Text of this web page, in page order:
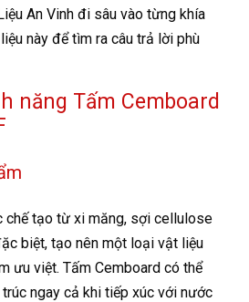
An Vinh đi sâu vào từng khía
này để tìm ra câu trả lời phù
năng Tấm Cemboard
chế tạo từ xi măng, sợi cellulose
biệt, tạo nên một loại vật liệu
ưu việt. Tấm Cemboard có thể
ngay cả khi tiếp xúc với nước